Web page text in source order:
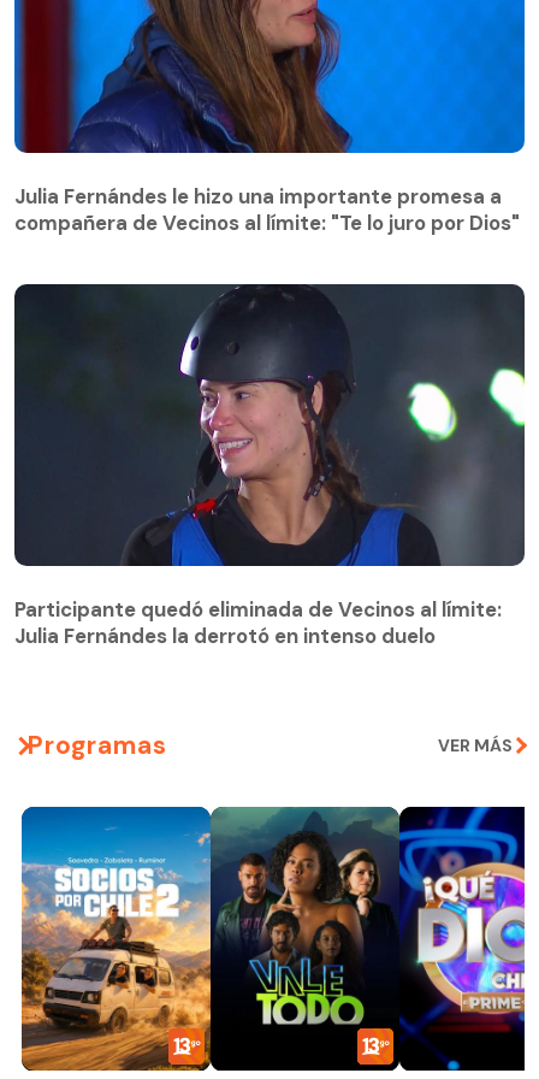
compañera de Vecinos al límite: "Te lo juro por Dios"
Julia Fernándes le hizo una importante promesa a
compañera de Vecinos al límite: "Te lo juro por Dios"
Julia Fernándes la derrotó en intenso duelo
Participante quedó eliminada de Vecinos al límite:
Julia Fernándes la derrotó en intenso duelo
Programas VER MÁS